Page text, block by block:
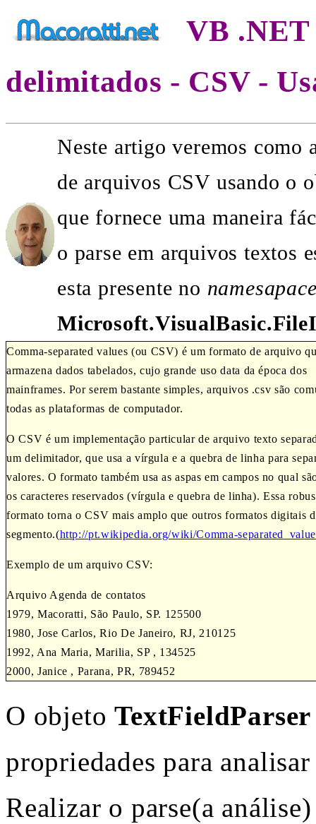
VB
delimitados - CSV -
Neste artigo veremos como
de arquivos CSV usando o
que fornece uma maneira
o parse em arquivos textos
esta presente no
Comma-separated values (ou CSV) é um formato de arquivo
armazena dados tabelados, cujo grande uso data da época dos
mainframes. Por serem bastante simples, arquivos .csv são
todas as plataformas de computador.
O CSV é um implementação particular de arquivo texto
um delimitador, que usa a vírgula e a quebra de linha para
valores. O formato também usa as aspas em campos no qual
os caracteres reservados (vírgula e quebra de linha). Essa
formato torna o CSV mais amplo que outros formatos digitais
segmento.(http://pt.wikipedia.org/wiki/Comma-
Exemplo de um arquivo CSV:
Arquivo Agenda de contatos
1979, Macoratti, São Paulo, SP. 125500
1980, Jose Carlos, Rio De Janeiro, RJ, 210125
1992, Ana Maria, Marilia, SP , 134525
2000, Janice , Parana, PR, 789452
O objetoTextFieldParser
propriedades para
Realizar o parse(a